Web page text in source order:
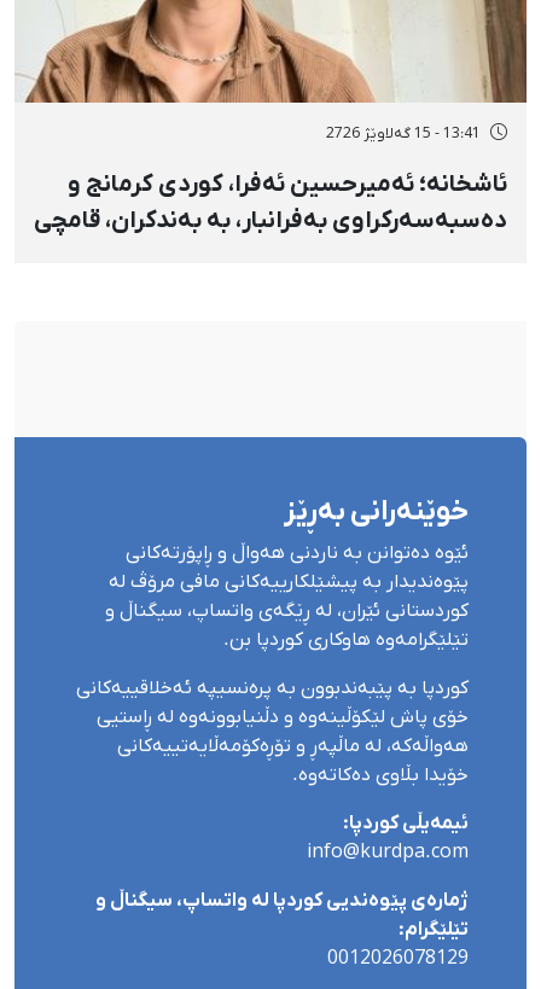
13:41 - 15 گەلاوێژ 2726
ئاشخانە؛ ئەمیرحسین ئەفرا، کوردی کرمانج و
دەسبەسەرکراوی بەفرانبار، بە بەندکران، قامچی
خوێنەرانی بەڕێز
ئێوە دەتوانن بە ناردنی هەواڵ و ڕاپۆرتەکانی
پێوەندیدار بە پیشێلکارییەکانی مافی مرۆڤ لە
کوردستانی ئێران، لە ڕێگەی واتساپ، سیگناڵ و
تێلێگرامەوە هاوکاری کوردپا بن.
کوردپا بە پێبەندبوون بە پرەنسیپە ئەخلاقییەکانی
خۆی پاش لێکۆڵینەوە و دڵنیابوونەوە لە ڕاستیی
هەواڵەکە، لە ماڵپەڕ و تۆڕەکۆمەڵایەتییەکانی
خۆیدا بڵاوی دەکاتەوە.
ئیمەیڵی کوردپا:
info@kurdpa.com
ژمارەی پێوەندیی کوردپا لە واتساپ، سیگناڵ و
تێلێگرام:
0012026078129